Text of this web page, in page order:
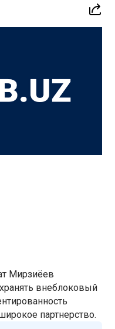
Мирзиёев
внеблоковый
партнерство.